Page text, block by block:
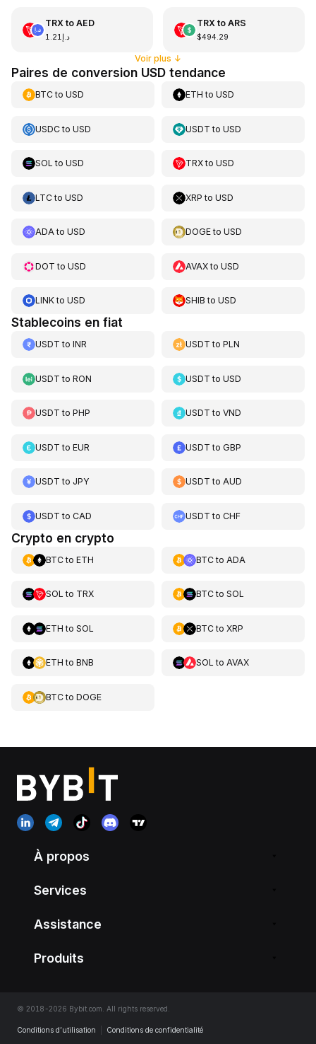
TRXto AED
د.إ1.21
TRXto ARS
$494.29
Voir plus ↓
Paires de conversion USD tendance
BTCto USD ETH toUSD
USDCto USD USDT toUSD
SOL to USD TRXtoUSD
LTCto USD XRP toUSD
ADAto USD DOGEtoUSD
DOT to USD AVAXtoUSD
LINKto USD SHIB toUSD
Stablecoins en fiat
USDT to INR USDT toPLN
USDT to RON USDT toUSD
USDT to PHP USDT toVND
USDT to EUR USDT toGBP
USDT to JPY USDT toAUD
USDT to CAD USDT toCHF
Crypto en crypto
BTCto ETH BTCto ADA
SOL to TRX BTCto SOL
ETH to SOL BTCto XRP
ETH to BNB SOL to AVAX
BTCto DOGE
À propos
Services
Assistance
Produits
© 2018-2026 Bybit.com. All rights reserved.
Conditions d’utilisation Conditions de confidentialité